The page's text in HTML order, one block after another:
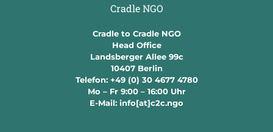
Cradle to Cradle NGO
Head Office
Landsberger Allee 99c
10407 Berlin
Telefon: +49 (0) 30 4677 4780
Mo – Fr 9:00 – 16:00 Uhr
E-Mail: info[at]c2c.ngo